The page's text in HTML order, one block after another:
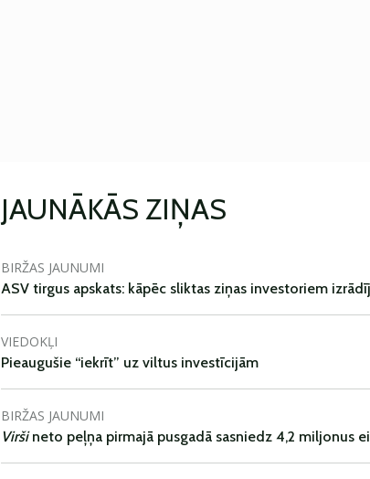
JAUNĀKĀS ZIŅAS
BIRŽAS JAUNUMI
ASV tirgus apskats: kāpēc sliktas ziņas investoriem
VIEDOKĻI
Pieaugušie “iekrīt” uz viltus investīcijām
BIRŽAS JAUNUMI
Viršineto peļņa pirmajā pusgadā sasniedz 4,2 miljonus